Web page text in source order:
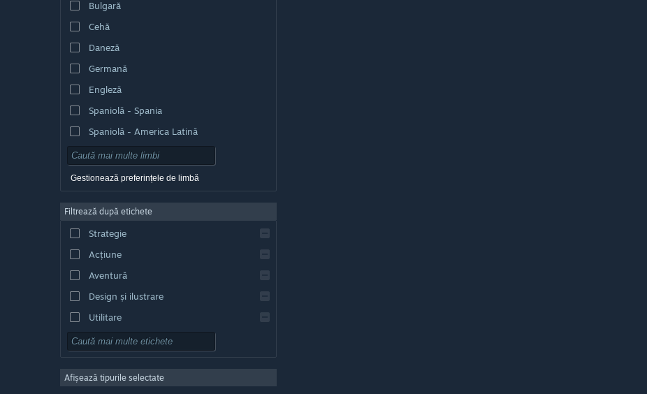
Bulgară
Cehă
Daneză
Germană
Engleză
Spaniolă - Spania
Spaniolă - America Latină
Gestionează preferințele de limbă
Filtrează după etichete
Strategie
Acțiune
Aventură
Design și ilustrare
Utilitare
Gratuit
Număr masiv de jucători
Afișează tipurile selectate